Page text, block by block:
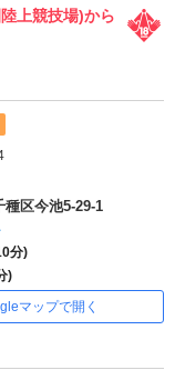
上競技場)から
のうち3
種区今池5-29-1
分)
)
マップで開く